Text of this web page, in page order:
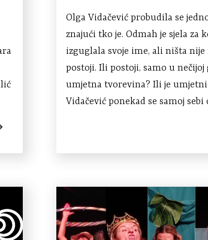
Olga Vidačević probudila se
znajući tko je. Odmah je sjela za
izguglala svoje ime, ali ništa nije
postoji. Ili postoji, samo u nečijoj
umjetna tvorevina? Ili je
Vidačević ponekad se samoj sebi
engleskom, ponekad na